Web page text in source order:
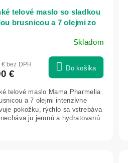
telové maslo so sladkou
brusnicou a 7 olejmi zo
Skladom
bez DPH
€
Do košíka
telové maslo Mama Pharmelia
a 7 olejmi intenzívne
pokožku, rýchlo sa vstrebáva
ju jemnú a hydratovanú.